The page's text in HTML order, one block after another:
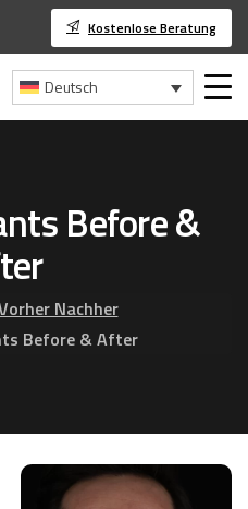
Kostenlose Beratung
Deutsch
Before&
Nachher
Before & After